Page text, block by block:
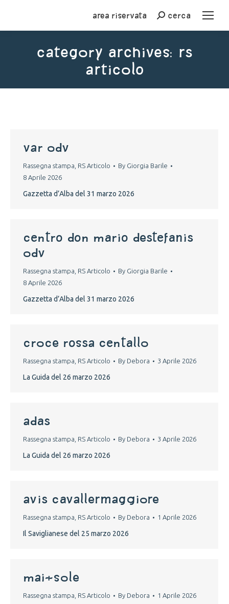
Area riservata Cercacerca
Category Archives: RS
Articolo
VAR ODV
Rassegna stampa RS Articolo By Giorgia Barile
8 Aprile 2026
Gazzetta d’Alba del 31 marzo 2026
centro don mario destefanis
odv
Rassegna stampa RS Articolo By Giorgia Barile
8 Aprile 2026
Gazzetta d’Alba del 31 marzo 2026
croce rossa centallo
Rassegna stampa RS Articolo By Debora 3 Aprile 2026
La Guida del 26 marzo 2026
adas
Rassegna stampa RS Articolo By Debora 3 Aprile 2026
La Guida del 26 marzo 2026
avis cavallermaggiore
Rassegna stampa RS Articolo By Debora 1 Aprile 2026
Il Saviglianese del 25 marzo 2026
mai+sole
Rassegna stampa RS Articolo By Debora 1 Aprile 2026